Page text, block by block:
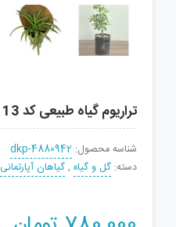
تراریوم گیاه طبیعی کد MS-3113
شناسه محصول: dkp-4880942
دسته: گل و گیاه ,گیاهان آپارتمانی